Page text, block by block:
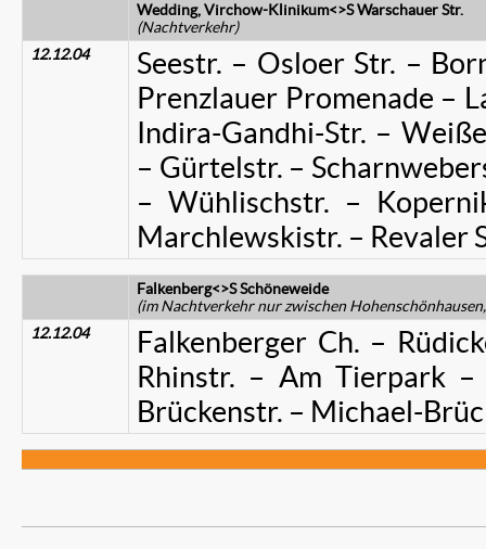
Wedding, Virchow-Klinikum<>S Warschauer Str.
(Nachtverkehr)
12.12.04
Seestr. – Osloer Str. –
Prenzlauer Promenade –
Indira-Gandhi-Str. –
– Gürtelstr. –
– Wühlischstr. –
Marchlewskistr. – Revaler
Falkenberg<>S Schöneweide
(im Nachtverkehr nur zwischen
12.12.04
Falkenberger Ch. –
Rhinstr. – Am Tierpark –
Brückenstr. – Michael-